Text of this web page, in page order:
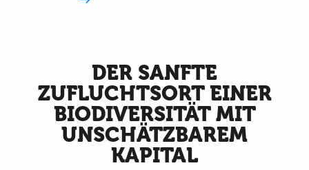
DER SANFTE
ZUFLUCHTSORT EINER
BIODIVERSITÄT MIT
UNSCHÄTZBAREM
KAPITAL